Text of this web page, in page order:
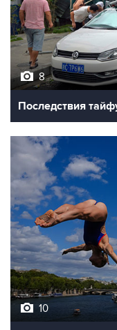
8
Последствия
10